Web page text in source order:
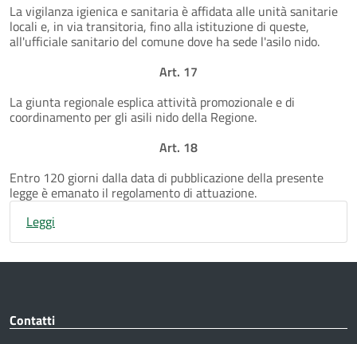
La vigilanza igienica e sanitaria è affidata alle unità sanitarie
locali e, in via transitoria, fino alla istituzione di queste,
all'ufficiale sanitario del comune dove ha sede l'asilo nido.
Art. 17
La giunta regionale esplica attività promozionale e di
coordinamento per gli asili nido della Regione.
Art. 18
Entro 120 giorni dalla data di pubblicazione della presente
legge è emanato il regolamento di attuazione.
Leggi
Contatti